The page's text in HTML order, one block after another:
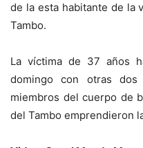
de la esta habitante de la
Tambo.
La víctima de 37 años
domingo con otras
miembros del cuerpo de
del Tambo emprendieron